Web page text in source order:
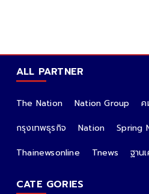
ALL PARTNER
The Nation Nation Group
กรุงเทพธุรกิจ
Nation
Spring
Thainewsonline
Tnews ฐาน
CATE GORIES